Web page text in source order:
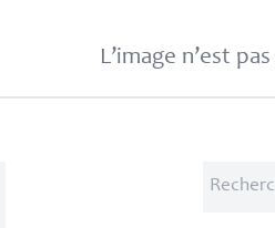
L’image n’est